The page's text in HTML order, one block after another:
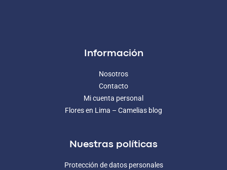
Información
Nosotros
Contacto
Mi cuenta personal
Flores en Lima – Camelias blog
Nuestras políticas
Protección de datos personales